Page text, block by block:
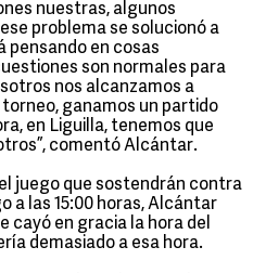
nuestras, algunos
problema se solucionó a
pensando en cosas
son normales para
nos alcanzamos a
ganamos un partido
en Liguilla, tenemos que
comentó Alcántar.
juego que sostendrán contra
a las 15:00 horas, Alcántar
cayó en gracia la hora del
demasiado a esa hora.